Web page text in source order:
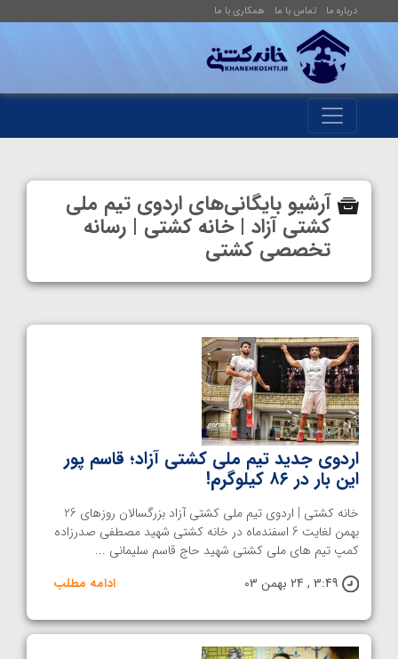
درباره ما تماس با ما همکاری با ما
آرشیو بایگانی‌های اردوی تیم ملی
کشتی آزاد | خانه کشتی | رسانه
تخصصی کشتی
اردوی جدید تیم ملی کشتی آزاد؛ قاسم پور
این بار در ۸۶ کیلوگرم!
خانه کشتی | اردوی تیم ملی کشتی آزاد بزرگسالان روزهای 26
بهمن لغایت 6 اسفندماه در خانه کشتی شهید مصطفی صدرزاده
کمپ تیم های ملی کشتی شهید حاج قاسم سلیمانی ...
3:49 , 24 بهمن 03
ادامه مطلب